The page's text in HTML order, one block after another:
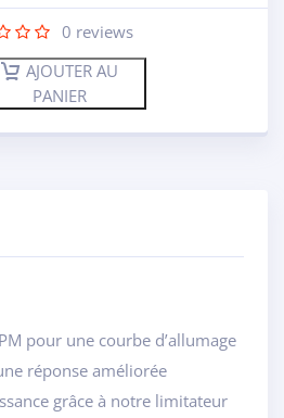
0 reviews
AJOUTER AU
PANIER
pour une courbe d’allumage
réponse améliorée
grâce à notre limitateur